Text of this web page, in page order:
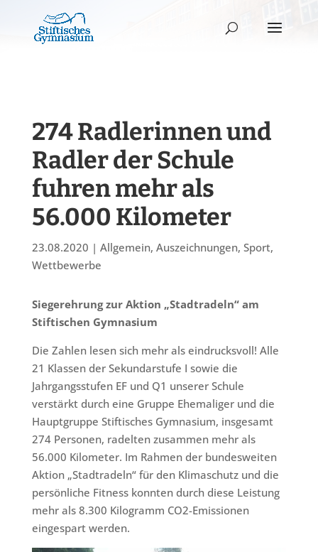
274 Radlerinnen und
Radler der Schule
fuhren mehr als
56.000 Kilometer
23.08.2020 | Allgemein, Auszeichnungen, Sport,
Wettbewerbe
Siegerehrung zur Aktion „Stadtradeln“ am
Stiftischen Gymnasium
Die Zahlen lesen sich mehr als eindrucksvoll! Alle
21 Klassen der Sekundarstufe I sowie die
Jahrgangsstufen EF und Q1 unserer Schule
verstärkt durch eine Gruppe Ehemaliger und die
Hauptgruppe Stiftisches Gymnasium, insgesamt
274 Personen, radelten zusammen mehr als
56.000 Kilometer. Im Rahmen der bundesweiten
Aktion „Stadtradeln“ für den Klimaschutz und die
persönliche Fitness konnten durch diese Leistung
mehr als 8.300 Kilogramm CO2-Emissionen
eingespart werden.